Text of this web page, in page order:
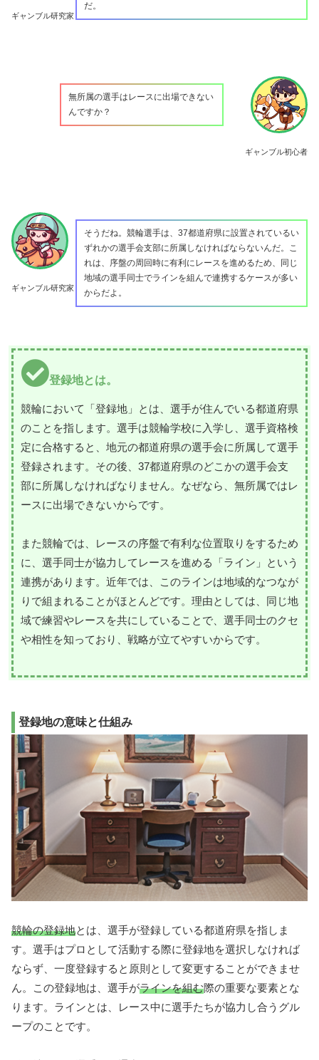
ギャンブル研究家
だ。
ギャンブル初心者
無所属の選手はレースに出場できない
んですか？
ギャンブル研究家
そうだね。競輪選手は、37都道府県に設置されているい
ずれかの選手会支部に所属しなければならないんだ。こ
れは、序盤の周回時に有利にレースを進めるため、同じ
地域の選手同士でラインを組んで連携するケースが多い
からだよ。
登録地とは。
競輪において「登録地」とは、選手が住んでいる都道府県
のことを指します。選手は競輪学校に入学し、選手資格検
定に合格すると、地元の都道府県の選手会に所属して選手
登録されます。その後、37都道府県のどこかの選手会支
部に所属しなければなりません。なぜなら、無所属ではレ
ースに出場できないからです。
また競輪では、レースの序盤で有利な位置取りをするため
に、選手同士が協力してレースを進める「ライン」という
連携があります。近年では、このラインは地域的なつなが
りで組まれることがほとんどです。理由としては、同じ地
域で練習やレースを共にしていることで、選手同士のクセ
や相性を知っており、戦略が立てやすいからです。
登録地の意味と仕組み
競輪の登録地とは、選手が登録している都道府県を指しま
す。選手はプロとして活動する際に登録地を選択しなければ
ならず、一度登録すると原則として変更することができませ
ん。この登録地は、選手がラインを組む際の重要な要素とな
ります。ラインとは、レース中に選手たちが協力し合うグル
ープのことです。